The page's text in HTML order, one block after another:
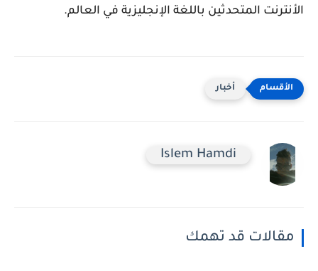
الأنترنت المتحدثين باللغة الإنجليزية في العالم.
أخبار
Islem Hamdi
مقالات قد تهمك